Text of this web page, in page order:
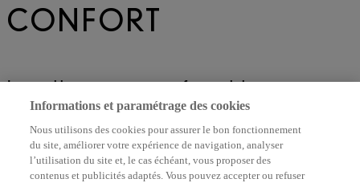
CONFORT
Installez-vous confortablement et
détendez-vous dans une voiture si
confortable que vous vous y
Informations et paramétrage des cookies
Nous utilisons des cookies pour assurer le bon fonctionnement
du site, améliorer votre expérience de navigation, analyser
l’utilisation du site et, le cas échéant, vous proposer des
contenus et publicités adaptés. Vous pouvez accepter ou refuser